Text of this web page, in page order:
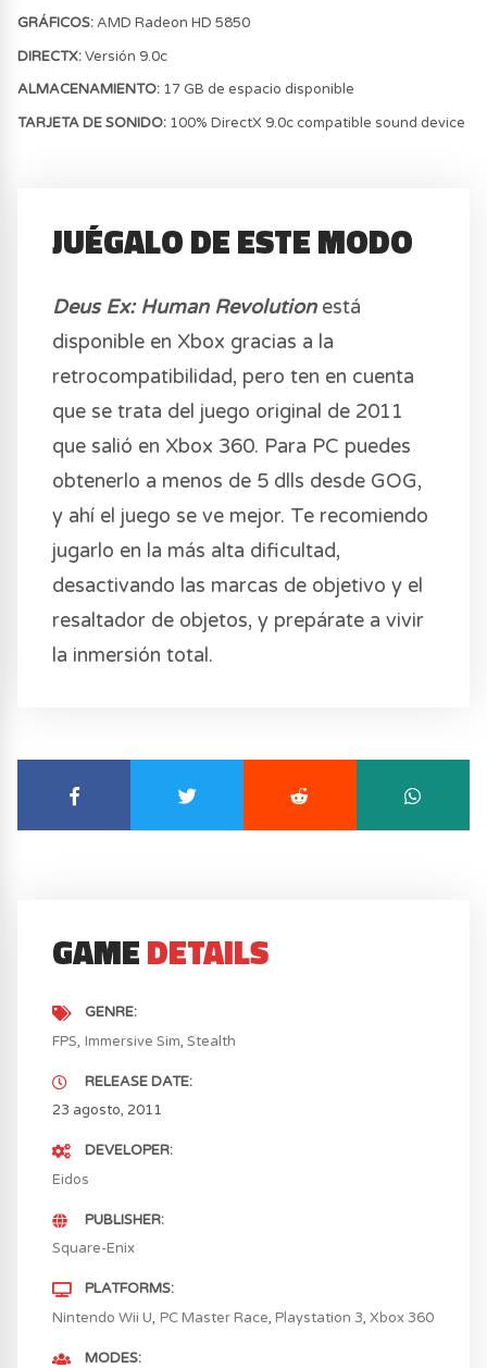
GRÁFICOS:AMD Radeon HD 5850
DIRECTX:Versión 9.0c
ALMACENAMIENTO: 17 GB de espacio disponible
TARJETA DE SONIDO: 100% DirectX 9.0c compatible sound device
JUÉGALO DE ESTE MODO
Deus Ex: Human Revolution está
disponible en Xbox gracias a la
retrocompatibilidad, pero ten en cuenta
que se trata del juego original de 2011
que salió en Xbox 360. Para PC puedes
obtenerlo a menos de 5 dlls desde GOG,
y ahí el juego se ve mejor. Te recomiendo
jugarlo en la más alta dificultad,
desactivando las marcas de objetivo y el
resaltador de objetos, y prepárate a vivir
la inmersión total.
GAMEDETAILS
GENRE
FPS Immersive Sim Stealth
RELEASE DATE
23 agosto, 2011
DEVELOPER
Eidos
PUBLISHER
Square-Enix
PLATFORMS
Nintendo Wii U PC Master Race Playstation 3 Xbox 360
MODES